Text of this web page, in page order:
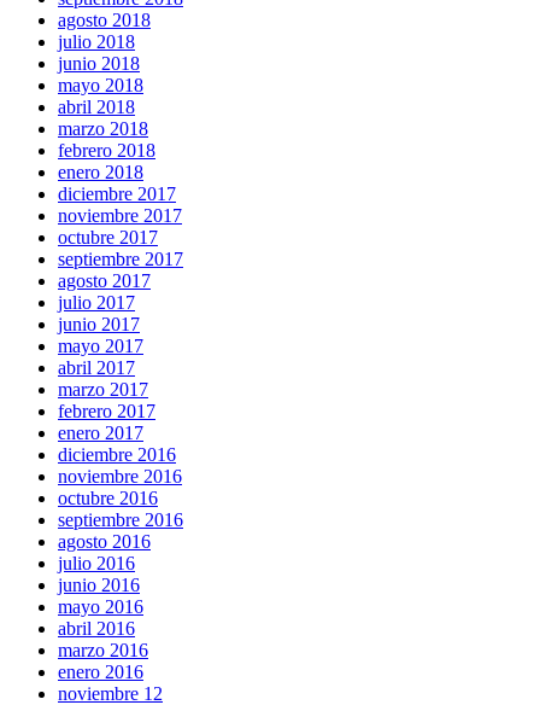
agosto 2018
julio 2018
junio 2018
mayo 2018
abril 2018
marzo 2018
febrero 2018
enero 2018
diciembre 2017
noviembre 2017
octubre 2017
septiembre 2017
agosto 2017
julio 2017
junio 2017
mayo 2017
abril 2017
marzo 2017
febrero 2017
enero 2017
diciembre 2016
noviembre 2016
octubre 2016
septiembre 2016
agosto 2016
julio 2016
junio 2016
mayo 2016
abril 2016
marzo 2016
enero 2016
noviembre 12